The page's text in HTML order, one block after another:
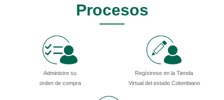
Procesos
Administre su
orden de compra
Regístrese en la Tienda
Virtual del estado Colombiano